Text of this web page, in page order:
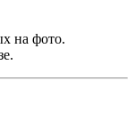
на фото.